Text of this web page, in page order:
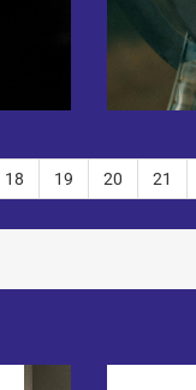
18 19 20 21